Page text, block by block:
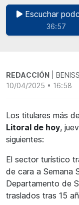
Escuchar
36:57
REDACCIÓN |
10/04/2025 • 16:58
Los titulares más
Litoral de hoy,
siguientes:
El sector turístico
de cara a Semana
Departamento de
traslados tras 15